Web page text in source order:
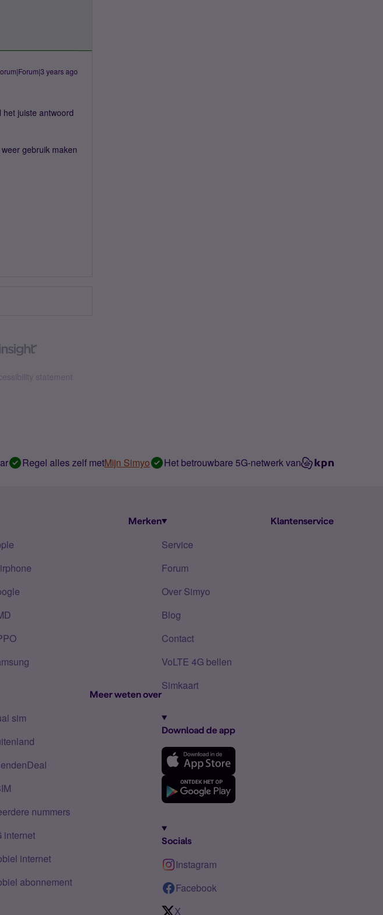
years ago
het juiste antwoord
gebruik maken
statement
Regel alles zelf metMijn Simyo Het betrouwbare 5G-netwerk van
Merken
Meer weten over
sim
nummers
internet
internet
abonnement
Klantenservice
Service
Forum
Over Simyo
Blog
Contact
VoLTE 4G bellen
Simkaart
Download de app
Socials
Instagram
Facebook
X